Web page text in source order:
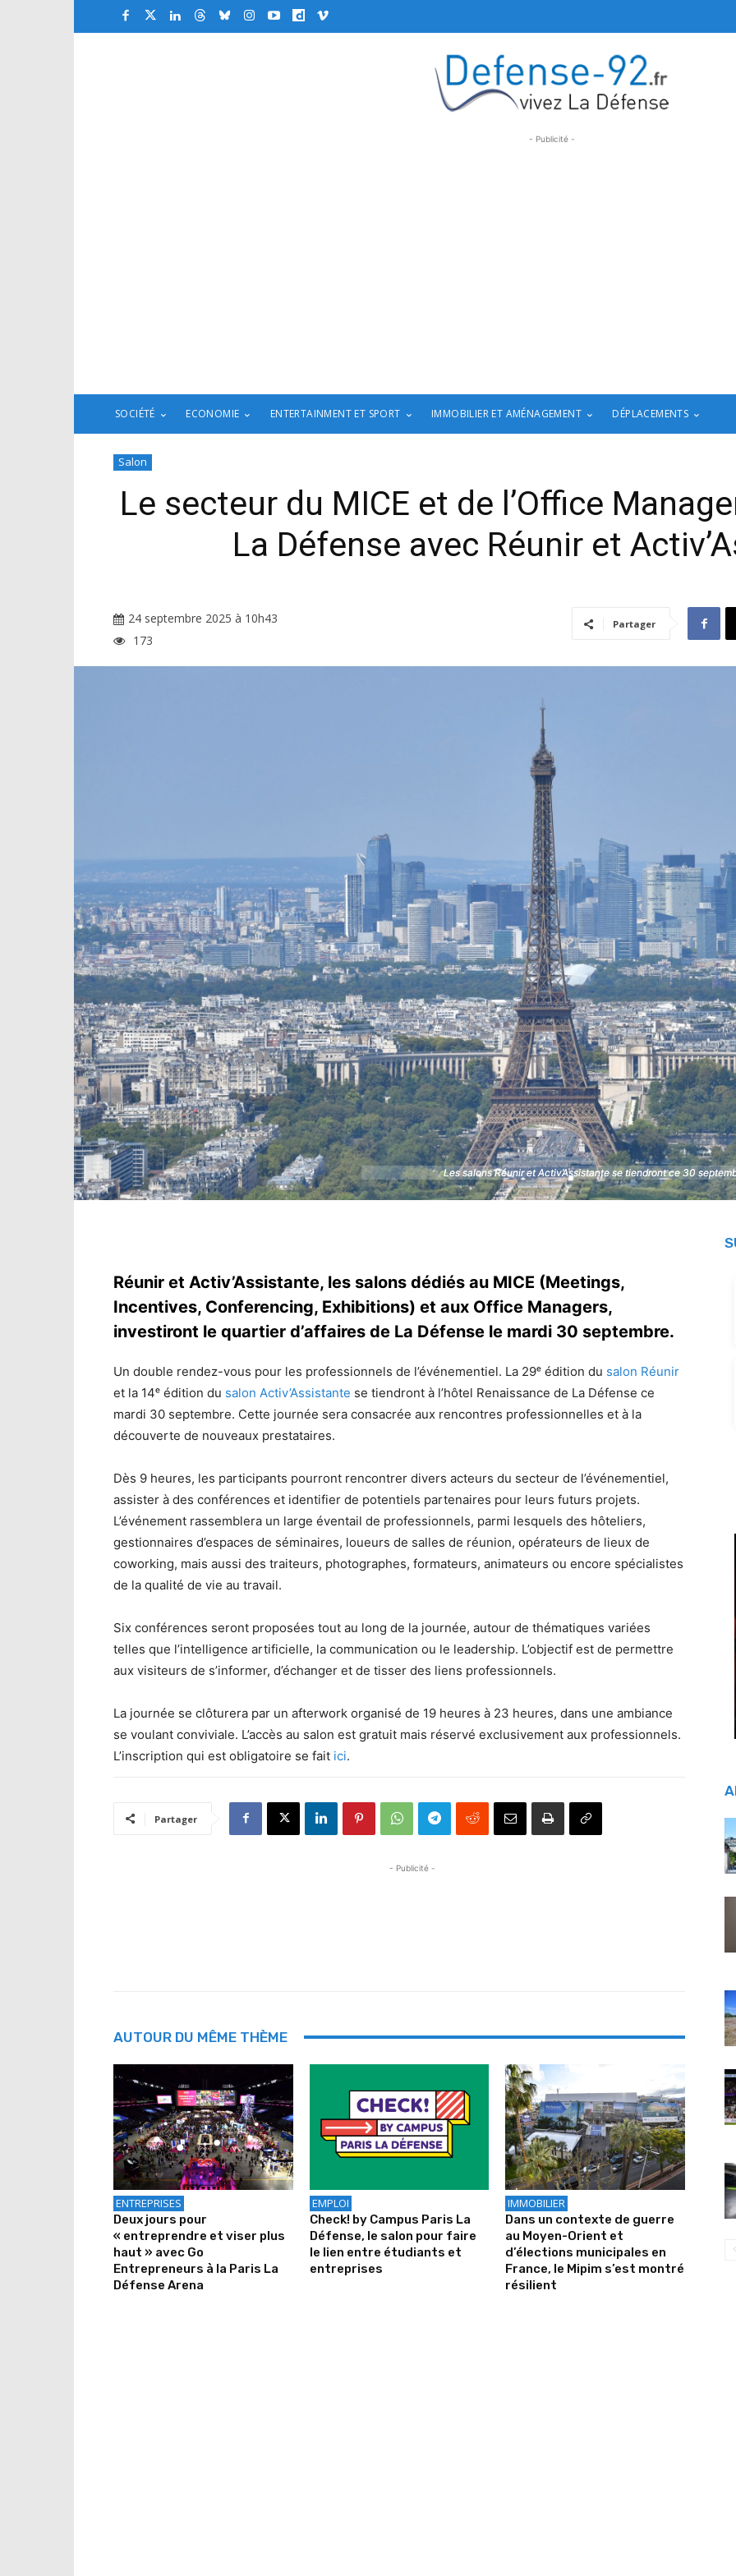
- Publicité -
SOCIÉTÉ ECONOMIE ENTERTAINMENT ET SPORT IMMOBILIER ET AMÉNAGEMENT DÉPLACEMENTS
Salon
Le secteur du MICE et de l’Office
La Défense avec Réunir et
24 septembre 2025 à 10h43
173
Partager
Les salons Réunir et Activ’Assistante se tiendront ce 30
Les salons Réunir et Activ’Assistante se tiendront ce 30
Réunir et Activ’Assistante, les salons dédiés au MICE (Meetings,
Incentives, Conferencing, Exhibitions) et aux Office Managers,
investiront le quartier d’affaires de La Défense le mardi 30 septembre.
Un double rendez-vous pour les professionnels de l’événementiel. La 29ᵉ édition du salon Réunir
et la 14ᵉ édition du salon Activ’Assistante se tiendront à l’hôtel Renaissance de La Défense ce
mardi 30 septembre. Cette journée sera consacrée aux rencontres professionnelles et à la
découverte de nouveaux prestataires.
Dès 9 heures, les participants pourront rencontrer divers acteurs du secteur de l’événementiel,
assister à des conférences et identifier de potentiels partenaires pour leurs futurs projets.
L’événement rassemblera un large éventail de professionnels, parmi lesquels des hôteliers,
gestionnaires d’espaces de séminaires, loueurs de salles de réunion, opérateurs de lieux de
coworking, mais aussi des traiteurs, photographes, formateurs, animateurs ou encore spécialistes
de la qualité de vie au travail.
Six conférences seront proposées tout au long de la journée, autour de thématiques variées
telles que l’intelligence artificielle, la communication ou le leadership. L’objectif est de permettre
aux visiteurs de s’informer, d’échanger et de tisser des liens professionnels.
La journée se clôturera par un afterwork organisé de 19 heures à 23 heures, dans une ambiance
se voulant conviviale. L’accès au salon est gratuit mais réservé exclusivement aux professionnels.
L’inscription qui est obligatoire se fait ici.
Partager
- Publicité -
AUTOUR DU MÊME THÈME
ENTREPRISES
Deux jours pour
« entreprendre et viser plus
haut » avec Go
Entrepreneurs à la Paris La
Défense Arena
EMPLOI
Check! by Campus Paris La
Défense, le salon pour faire
le lien entre étudiants et
entreprises
IMMOBILIER
Dans un contexte de guerre
au Moyen-Orient et
d’élections municipales en
France, le Mipim s’est montré
résilient